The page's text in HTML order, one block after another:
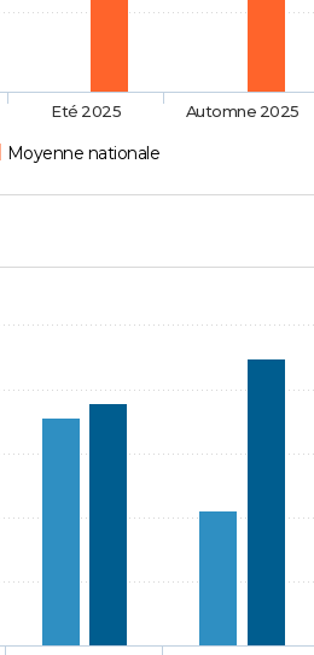
Moyenne nationale
Eté 2025 Automne 2025